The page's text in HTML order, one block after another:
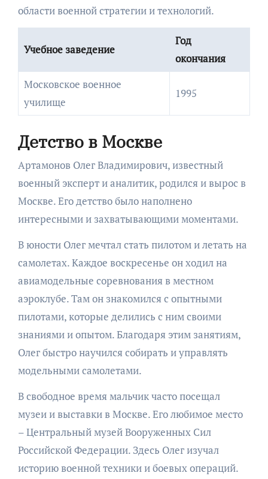
области военной стратегии и технологий.
Учебное заведение
Год
окончания
Московское военное
училище
1995
Детство в Москве
Артамонов Олег Владимирович, известный
военный эксперт и аналитик, родился и вырос в
Москве. Его детство было наполнено
интересными и захватывающими моментами.
В юности Олег мечтал стать пилотом и летать на
самолетах. Каждое воскресенье он ходил на
авиамодельные соревнования в местном
аэроклубе. Там он знакомился с опытными
пилотами, которые делились с ним своими
знаниями и опытом. Благодаря этим занятиям,
Олег быстро научился собирать и управлять
модельными самолетами.
В свободное время мальчик часто посещал
музеи и выставки в Москве. Его любимое место
– Центральный музей Вооруженных Сил
Российской Федерации. Здесь Олег изучал
историю военной техники и боевых операций.